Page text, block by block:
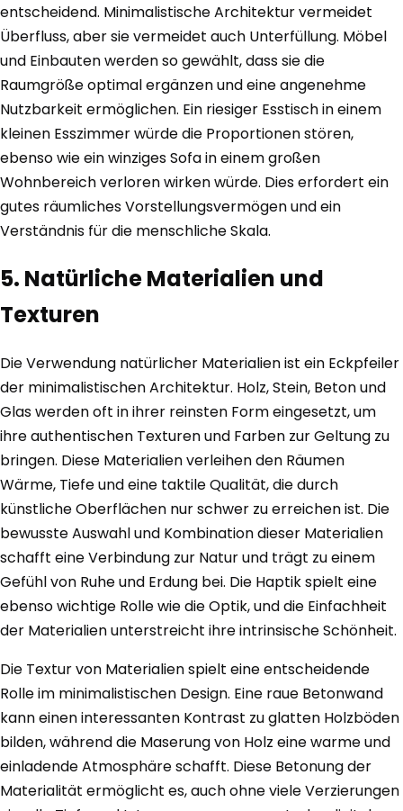
entscheidend. Minimalistische Architektur vermeidet
Überfluss, aber sie vermeidet auch Unterfüllung. Möbel
und Einbauten werden so gewählt, dass sie die
Raumgröße optimal ergänzen und eine angenehme
Nutzbarkeit ermöglichen. Ein riesiger Esstisch in einem
kleinen Esszimmer würde die Proportionen stören,
ebenso wie ein winziges Sofa in einem großen
Wohnbereich verloren wirken würde. Dies erfordert ein
gutes räumliches Vorstellungsvermögen und ein
Verständnis für die menschliche Skala.
5. Natürliche Materialien und
Texturen
Die Verwendung natürlicher Materialien ist ein Eckpfeiler
der minimalistischen Architektur. Holz, Stein, Beton und
Glas werden oft in ihrer reinsten Form eingesetzt, um
ihre authentischen Texturen und Farben zur Geltung zu
bringen. Diese Materialien verleihen den Räumen
Wärme, Tiefe und eine taktile Qualität, die durch
künstliche Oberflächen nur schwer zu erreichen ist. Die
bewusste Auswahl und Kombination dieser Materialien
schafft eine Verbindung zur Natur und trägt zu einem
Gefühl von Ruhe und Erdung bei. Die Haptik spielt eine
ebenso wichtige Rolle wie die Optik, und die Einfachheit
der Materialien unterstreicht ihre intrinsische Schönheit.
Die Textur von Materialien spielt eine entscheidende
Rolle im minimalistischen Design. Eine raue Betonwand
kann einen interessanten Kontrast zu glatten Holzböden
bilden, während die Maserung von Holz eine warme und
einladende Atmosphäre schafft. Diese Betonung der
Materialität ermöglicht es, auch ohne viele Verzierungen